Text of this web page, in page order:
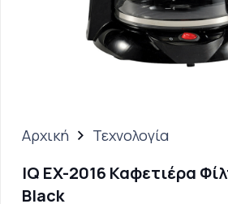
Αρχική Τεχνολογία
IQ EX-2016 Καφετιέρα
Black